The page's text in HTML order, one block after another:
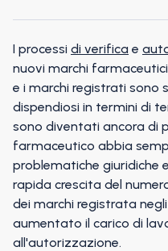
I processi di verifica e
nuovi marchi
e i marchi registrati sono
dispendiosi in termini di
sono diventati ancora di
farmaceutico abbia
problematiche giuridiche
rapida crescita del
dei marchi registrata
aumentato il carico di
all'autorizzazione.